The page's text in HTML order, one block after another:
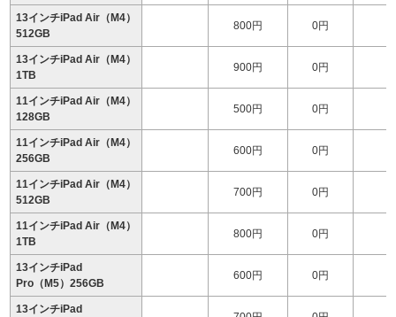
13インチiPad Air（M4）
512GB
800円 0円
13インチiPad Air（M4）
1TB
900円 0円
11インチiPad Air（M4）
128GB
500円 0円
11インチiPad Air（M4）
256GB
600円 0円
11インチiPad Air（M4）
512GB
700円 0円
11インチiPad Air（M4）
1TB
800円 0円
13インチiPad
Pro（M5）256GB
600円 0円
13インチiPad